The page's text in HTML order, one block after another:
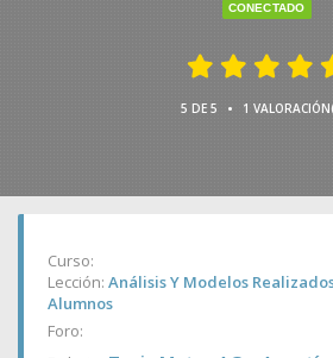
CONECTADO
5 DE 5 • 1
Curso:
Lección: Análisis Y Modelos
Alumnos
Foro: